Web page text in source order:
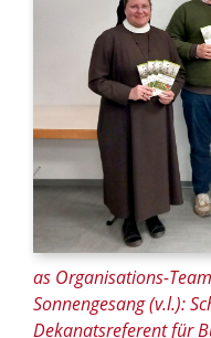
as Organisations-
Sonnengesang (v.l.):
Dekanatsreferent für